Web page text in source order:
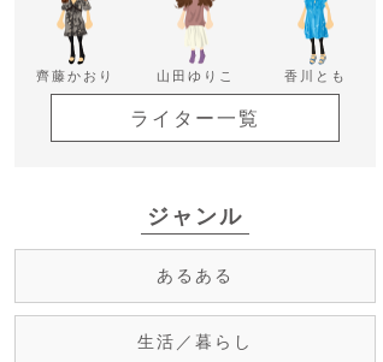
齊藤かおり 山田ゆりこ 香川とも
ライター一覧
ジャンル
あるある
生活／暮らし